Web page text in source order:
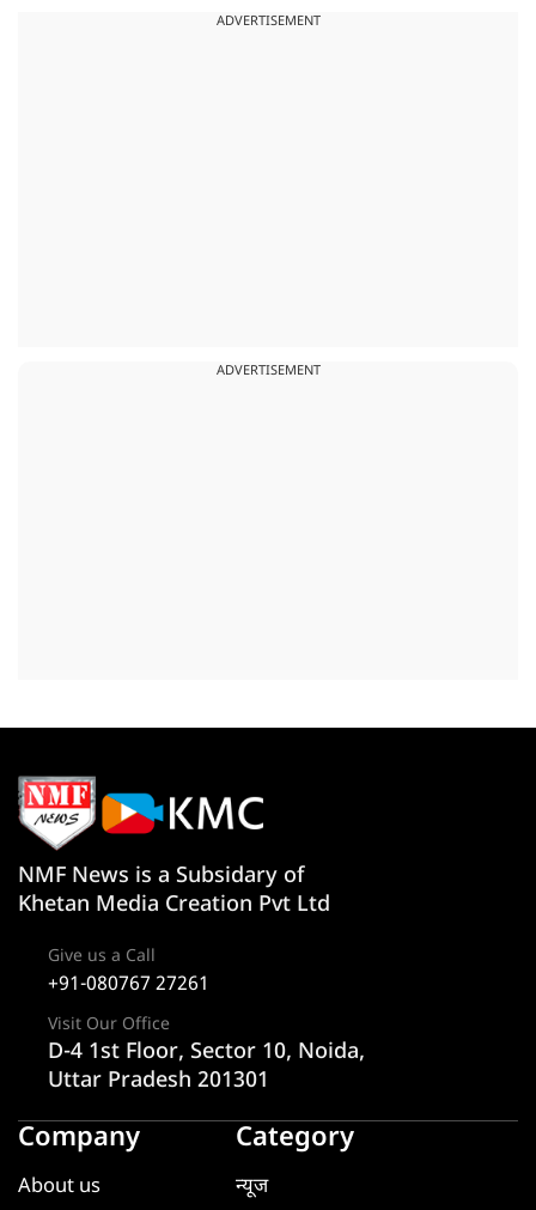
ADVERTISEMENT
ADVERTISEMENT
NMF News is a Subsidary of
Khetan Media Creation Pvt Ltd
Give us a Call
+91-080767 27261
Visit Our Office
D-4 1st Floor, Sector 10, Noida,
Uttar Pradesh 201301
Company
About us
Category
न्यूज